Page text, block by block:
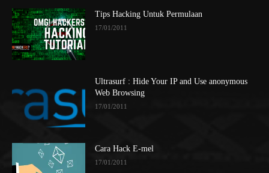
Tips Hacking Untuk Permulaan
17/01/2011
Ultrasurf : Hide Your IP and Use anonymous
Web Browsing
17/01/2011
Cara Hack E-mel
17/01/2011